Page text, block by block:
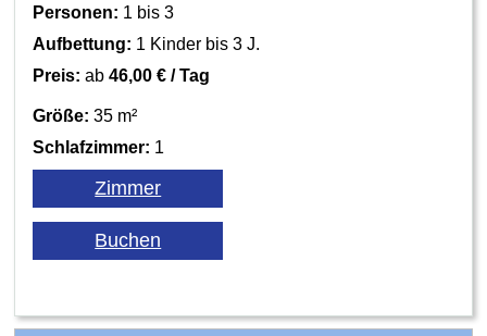
Personen: 1 bis 3
Aufbettung: 1 Kinder bis 3 J.
Preis: ab46,00 € / Tag
Größe: 35 m²
Schlafzimmer: 1